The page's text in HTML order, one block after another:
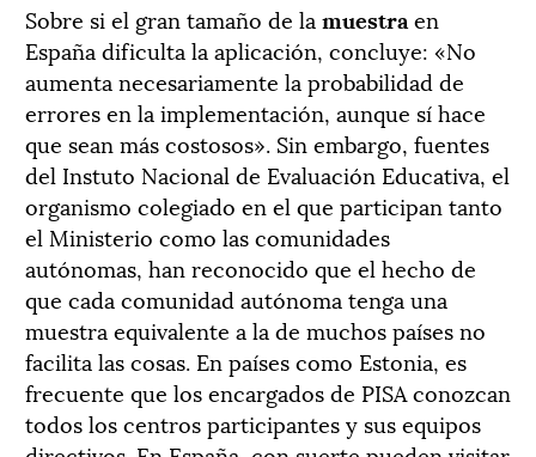
Sobre si el gran tamaño de la muestra en
España dificulta la aplicación, concluye: «No
aumenta necesariamente la probabilidad de
errores en la implementación, aunque sí hace
que sean más costosos». Sin embargo, fuentes
del Instuto Nacional de Evaluación Educativa, el
organismo colegiado en el que participan tanto
el Ministerio como las comunidades
autónomas, han reconocido que el hecho de
que cada comunidad autónoma tenga una
muestra equivalente a la de muchos países no
facilita las cosas. En países como Estonia, es
frecuente que los encargados de PISA conozcan
todos los centros participantes y sus equipos